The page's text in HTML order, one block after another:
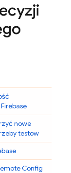
nowe
testów
Config